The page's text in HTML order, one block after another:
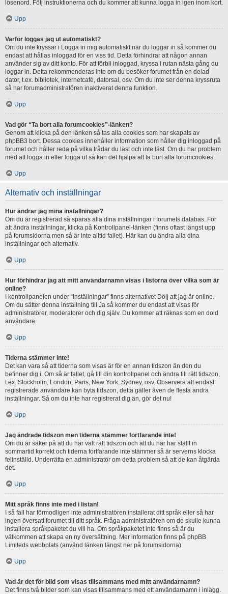
lösenord. Följ instruktionerna och du kommer att kunna logga in igen inom kort.
Upp
Varför loggas jag ut automatiskt?
Om du inte kryssar i Logga in mig automatiskt när du loggar in så kommer du
endast att hållas inloggad för en viss tid. Detta förhindrar att någon annan
använder sig av ditt konto. För att förbli inloggad, kryssa i rutan nästa gång du
loggar in. Detta rekommenderas inte om du besöker forumet från en delad
dator, t.ex. bibliotek, internetcafé, datorsal, osv. Om du inte ser denna kryssruta
så har forumadministratören inaktiverat denna funktion.
Upp
Vad gör “Ta bort alla forumcookies”-länken?
Genom att klicka på den länken så tas alla cookies som har skapats av
phpBB3 bort. Dessa cookies innehåller information som håller dig inloggad på
forumet och håller reda på vilka trådar du läst och inte läst. Om du har problem
med att logga in eller logga ut så kan det hjälpa att ta bort alla forumcookies.
Upp
Alternativ och inställningar
Hur ändrar jag mina inställningar?
Om du är registrerad så sparas alla dina inställningar i forumets databas. För
att ändra inställningar, klicka på Kontrollpanel-länken (finns oftast längst upp
på forumsidorna men så är inte alltid fallet). Här kan du ändra alla dina
inställningar och alternativ.
Upp
Hur förhindrar jag att mitt användarnamn visas i listorna över vilka som är
online?
I kontrollpanelen under “Inställningar” finns alternativet Dölj att jag är online.
Om du sätter denna inställning till Ja så kommer du endast att visas för
administratörer, moderatorer och dig själv. Du kommer att räknas som en dold
användare.
Upp
Tiderna stämmer inte!
Det kan vara så att tiderna som visas är för en annan tidszon än den du
befinner dig i. Om så är fallet, gå till din kontrollpanel och ändra till rätt tidszon,
t.ex. Stockholm, London, Paris, New York, Sydney, osv. Observera att endast
registrerade användare kan byta tidszon, detta gäller även de flesta andra
inställningar. Så om du inte har registrerat dig än, gör det nu!
Upp
Jag ändrade tidszon men tiderna stämmer fortfarande inte!
Om du är säker på att du har valt rätt tidszon och att du har har ställt in
sommartid korrekt och tiderna fortfarande inte stämmer så är serverns klocka
felinställd. Underrätta en administratör om detta problem så att de kan åtgärda
det.
Upp
Mitt språk finns inte med i listan!
I så fall har förmodligen inte administratören installerat ditt språk eller så har
ingen översatt forumet till ditt språk. Fråga administratören om de skulle kunna
installera språkpaketet du vill ha. Om språkpaketet inte finns så är du
välkommen att skapa en ny översättning. Mer information finns på phpBB
Limiteds webbplats (använd länken längst ner på forumsidorna).
Upp
Vad är det för bild som visas tillsammans med mitt användarnamn?
Det finns två bilder som kan visas tillsammans med ett användarnamn i inlägg.